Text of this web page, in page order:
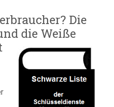
Die
die Weiße